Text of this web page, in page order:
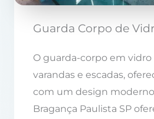
Guarda Corpo de
O guarda-corpo em vidro
varandas e escadas,
com um design
Bragança Paulista SP